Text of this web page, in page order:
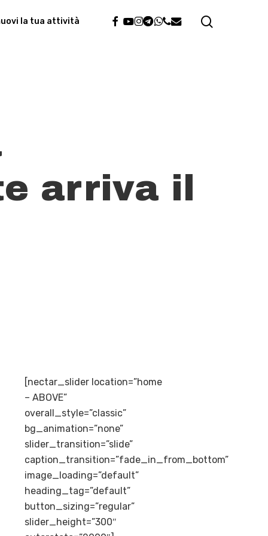
la tua attività facebook
youtube
instagram
telegram
whatsapp
phone
email
arriva il
[nectar_slider location=”home
– ABOVE”
overall_style=”classic”
bg_animation=”none”
slider_transition=”slide”
caption_transition=”fade_in_from_bottom”
image_loading=”default”
heading_tag=”default”
button_sizing=”regular”
slider_height=”300″